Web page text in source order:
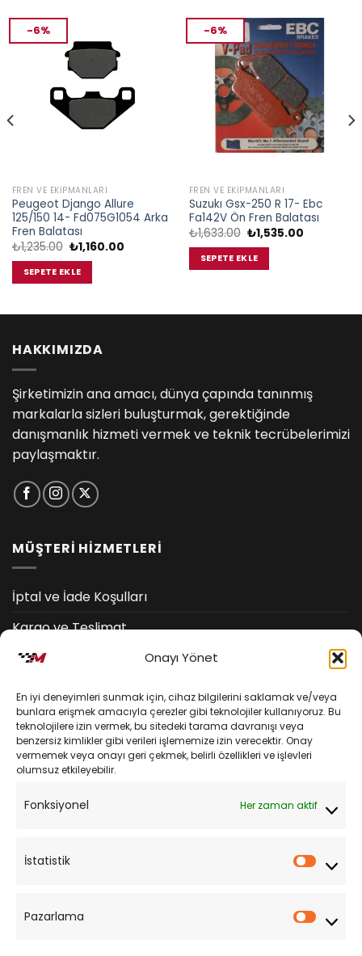
Onayı Yönet
En iyi deneyimleri sunmak için, cihaz bilgilerini saklamak ve/veya
bunlara erişmek amacıyla çerezler gibi teknolojiler kullanıyoruz. Bu
teknolojilere izin vermek, bu sitedeki tarama davranışı veya
benzersiz kimlikler gibi verileri işlememize izin verecektir. Onay
vermemek veya onayı geri çekmek, belirli özellikleri ve işlevleri
olumsuz etkileyebilir.
Fonksiyonel Her zaman aktif
İstatistik
Pazarlama
-6%
FREN VE EKIPMANLARI
Peugeot Django Allure
125/150 14- Fd075G1054 Arka
Fren Balatası
₺1,235.00 Orijinal
fiyat:
₺1,235.00.
₺1,160.00Şu
SEPETE EKLE
-6%
FREN VE EKIPMANLARI
Suzukı Gsx-250 R 17- Ebc
Fa142V Ön Fren Balatası
₺1,633.00 Orijinal
fiyat:
₺1,633.00.
₺1,535.00Şu
SEPETE EKLE
HAKKIMIZDA
Şirketimizin ana amacı, dünya çapında tanınmış
markalarla sizleri buluşturmak, gerektiğinde
danışmanlık hizmeti vermek ve teknik tecrübelerimizi
paylaşmaktır.
MÜŞTERİ HİZMETLERİ
İptal ve İade Koşulları
Kargo ve Teslimat
Kişisel Verilerin Korunması
Mesafeli Satış Sözleşmesi
YARDIM
Sipariş Takibi